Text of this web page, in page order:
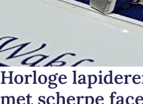
Horloge
met scherpe